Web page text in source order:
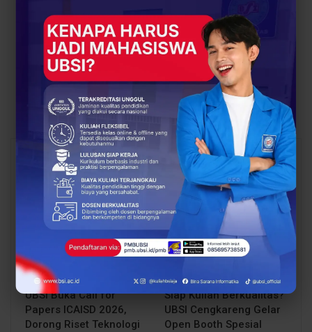
PREV POST
BSI Gelar Talkshow
Bincang Orang Tua On
Campus
NEXT POST
Kembali, Dosen-Dosen
BSI Sukabumi Didaulat
Menjadi Juri Lomba
Kompetensi Siswa
Tingkat Kota Sukabumi
All
You Might Also Like
BERITA
UBSI Buka Call for
Papers ICAISD 2026,
Dorong Riset Teknologi
BERITA
Siap Kuliah Berkualitas?
UBSI Cengkareng Gelar
Open Booth Spesial